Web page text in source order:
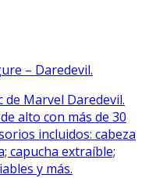
– Daredevil.
de Marvel Daredevil.
alto con más de 30
incluidos: cabeza
capucha extraíble;
y más.